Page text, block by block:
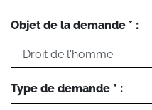
Objet de la demande * :
Type de demande * :